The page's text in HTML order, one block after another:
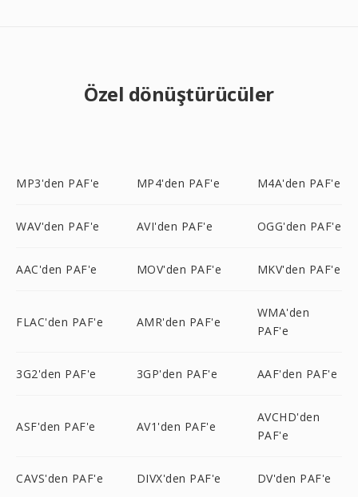
Özel dönüştürücüler
MP3'den PAF'e MP4'den PAF'e M4A'den PAF'e
WAV'den PAF'e AVI'den PAF'e OGG'den PAF'e
AAC'den PAF'e MOV'den PAF'e MKV'den PAF'e
FLAC'den PAF'e AMR'den PAF'e
WMA'den
PAF'e
3G2'den PAF'e 3GP'den PAF'e AAF'den PAF'e
ASF'den PAF'e AV1'den PAF'e
AVCHD'den
PAF'e
CAVS'den PAF'e DIVX'den PAF'e DV'den PAF'e